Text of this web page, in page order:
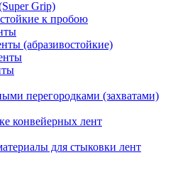
Grip)
к пробою
(абразивостойкие)
перегородками (захватами)
конвейерных лент
для стыковки лент